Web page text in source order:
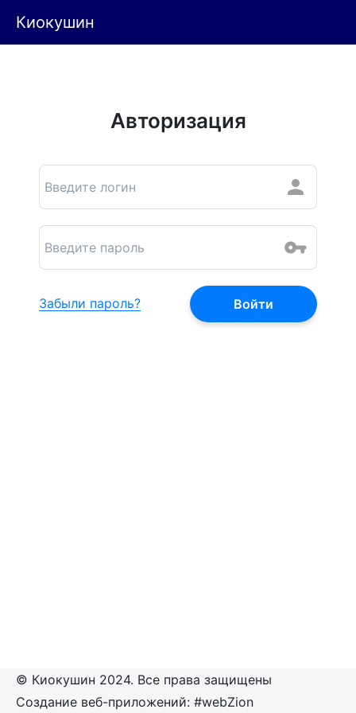
Киокушин
Авторизация
Забыли пароль?
© Киокушин 2024. Все права защищены
Создание веб-приложений: #webZion